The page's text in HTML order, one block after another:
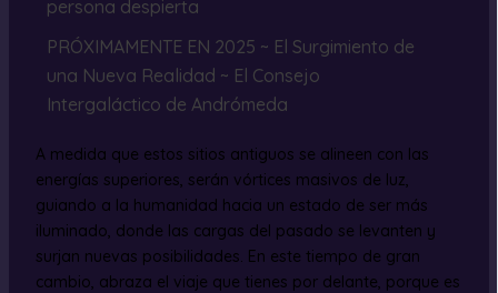
persona despierta
PRÓXIMAMENTE EN 2025 ~ El Surgimiento de
una Nueva Realidad ~ El Consejo
Intergaláctico de Andrómeda
A medida que estos sitios antiguos se alineen con las
energías superiores, serán vórtices masivos de luz,
guiando a la humanidad hacia un estado de ser más
iluminado, donde las cargas del pasado se levanten y
surjan nuevas posibilidades. En este tiempo de gran
cambio, abraza el viaje que tienes por delante, porque es